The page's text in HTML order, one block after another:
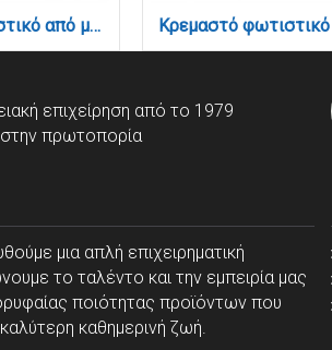
Κρεμαστό φωτιστικό από μαύρο μέταλλο και διάφανο γυαλί 3XE27 D:70cm (6129-3-GL)
επιχείρηση από το 1979
πρωτοπορία
μια απλή επιχειρηματική
το ταλέντο και την εμπειρία μας
ποιότητας προϊόντων που
καθημερινή ζωή.